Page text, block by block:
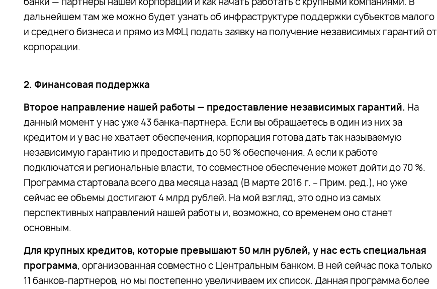
дальнейшем там же можно будет узнать об инфраструктуре поддержки субъектов малого
и среднего бизнеса и прямо из МФЦ подать заявку на получение независимых гарантий от
корпорации.
2. Финансовая поддержка
Второе направление нашей работы — предоставление независимых гарантий. На
данный момент у нас уже 43 банка-партнера. Если вы обращаетесь в один из них за
кредитом и у вас не хватает обеспечения, корпорация готова дать так называемую
независимую гарантию и предоставить до 50 % обеспечения. А если к работе
подключатся и региональные власти, то совместное обеспечение может дойти до 70 %.
Программа стартовала всего два месяца назад (В марте 2016 г. – Прим. ред.), но уже
сейчас ее объемы достигают 4 млрд рублей. На мой взгляд, это одно из самых
перспективных направлений нашей работы и, возможно, со временем оно станет
основным.
Для крупных кредитов, которые превышают 50 млн рублей, у нас есть специальная
программа, организованная совместно с Центральным банком. В ней сейчас пока только
11 банков-партнеров, но мы постепенно увеличиваем их список. Данная программа более